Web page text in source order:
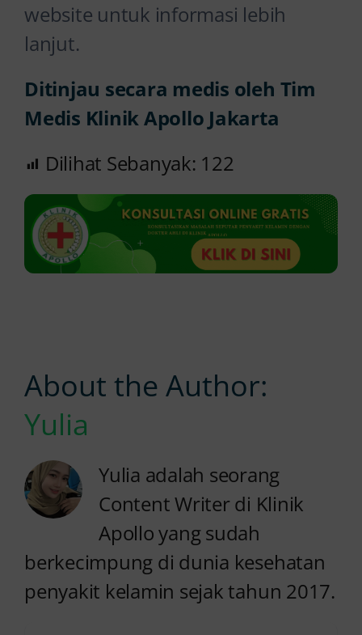
website untuk informasi lebih
lanjut.
Ditinjau secara medis oleh Tim
Medis Klinik Apollo Jakarta
Dilihat Sebanyak: 122
About the Author:
Yulia
Yulia adalah seorang
Content Writer di Klinik
Apollo yang sudah
berkecimpung di dunia kesehatan
penyakit kelamin sejak tahun 2017.